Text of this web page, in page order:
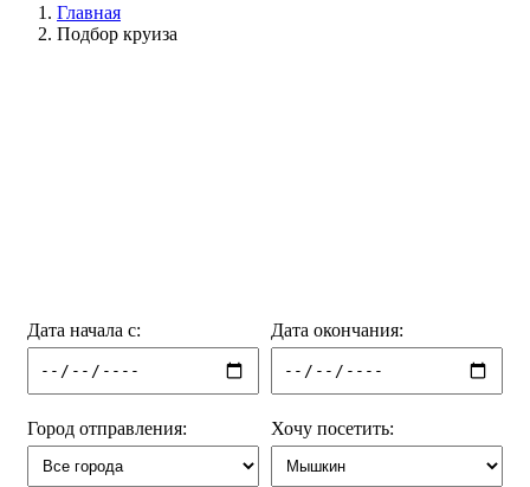
Главная
Подбор круиза
Дата начала с: Дата окончания:
Город отправления: Хочу посетить: